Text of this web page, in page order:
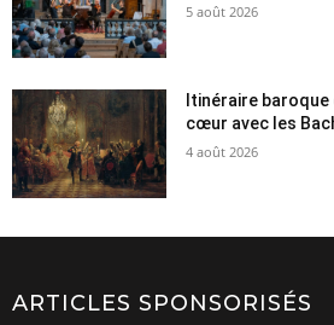
5 août 2026
Itinéraire
cœur avec les
4 août 2026
ARTICLES SPONSORISÉS